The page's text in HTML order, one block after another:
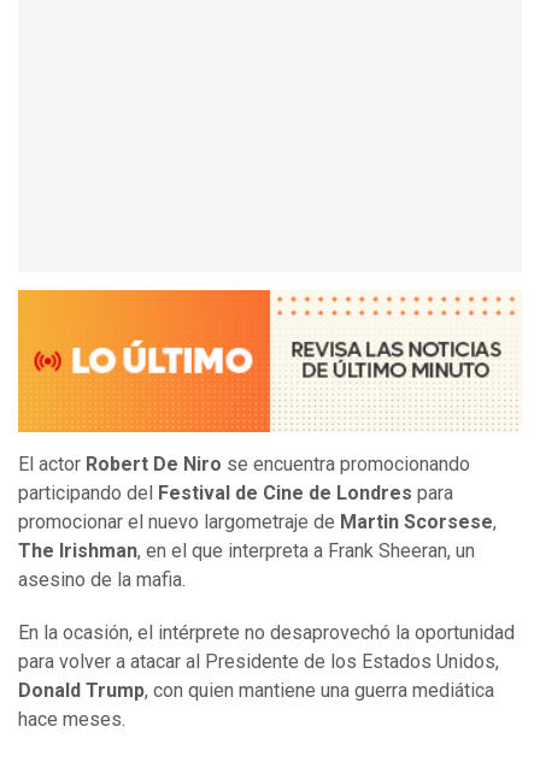
El actor Robert De Niro se encuentra promocionando
participando del
Festival de Cine de Londres para
promocionar el nuevo largometraje de Martin Scorsese,
The Irishman, en el que interpreta a Frank Sheeran, un
asesino de la mafia.
En la ocasión, el intérprete no desaprovechó la oportunidad
para volver a atacar al Presidente de los Estados Unidos,
Donald Trump, con quien mantiene una guerra mediática
hace meses.